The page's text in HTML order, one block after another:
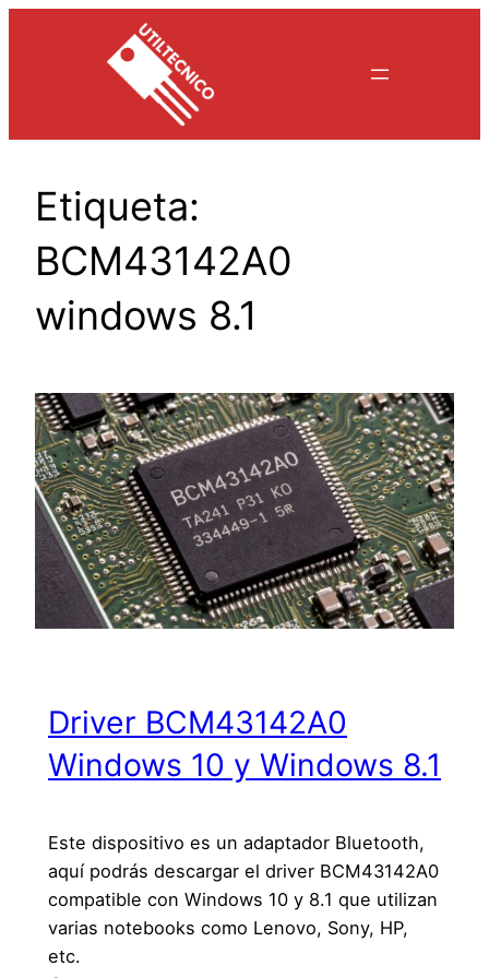
Etiqueta:
BCM43142A0
windows 8.1
Driver BCM43142A0
Windows 10 y Windows 8.1
Este dispositivo es un adaptador Bluetooth,
aquí podrás descargar el driver BCM43142A0
compatible con Windows 10 y 8.1 que utilizan
varias notebooks como Lenovo, Sony, HP,
etc.